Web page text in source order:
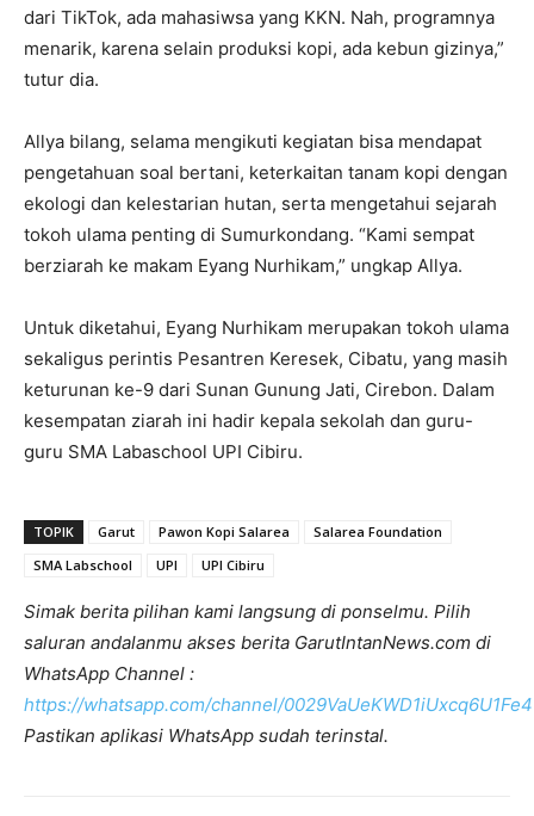
dari TikTok, ada mahasiwsa yang KKN. Nah, programnya
menarik, karena selain produksi kopi, ada kebun gizinya,”
tutur dia.
Allya bilang, selama mengikuti kegiatan bisa mendapat
pengetahuan soal bertani, keterkaitan tanam kopi dengan
ekologi dan kelestarian hutan, serta mengetahui sejarah
tokoh ulama penting di Sumurkondang. “Kami sempat
berziarah ke makam Eyang Nurhikam,” ungkap Allya.
Untuk diketahui, Eyang Nurhikam merupakan tokoh ulama
sekaligus perintis Pesantren Keresek, Cibatu, yang masih
keturunan ke-9 dari Sunan Gunung Jati, Cirebon. Dalam
kesempatan ziarah ini hadir kepala sekolah dan guru-
guru SMA Labaschool UPI Cibiru.
TOPIK Garut Pawon Kopi Salarea
Salarea Foundation
SMA Labschool
UPI UPI Cibiru
Simak berita pilihan kami langsung di ponselmu. Pilih
saluran andalanmu akses berita GarutIntanNews.com di
WhatsApp Channel :
https://whatsapp.com/channel/
Pastikan aplikasi WhatsApp sudah terinstal.